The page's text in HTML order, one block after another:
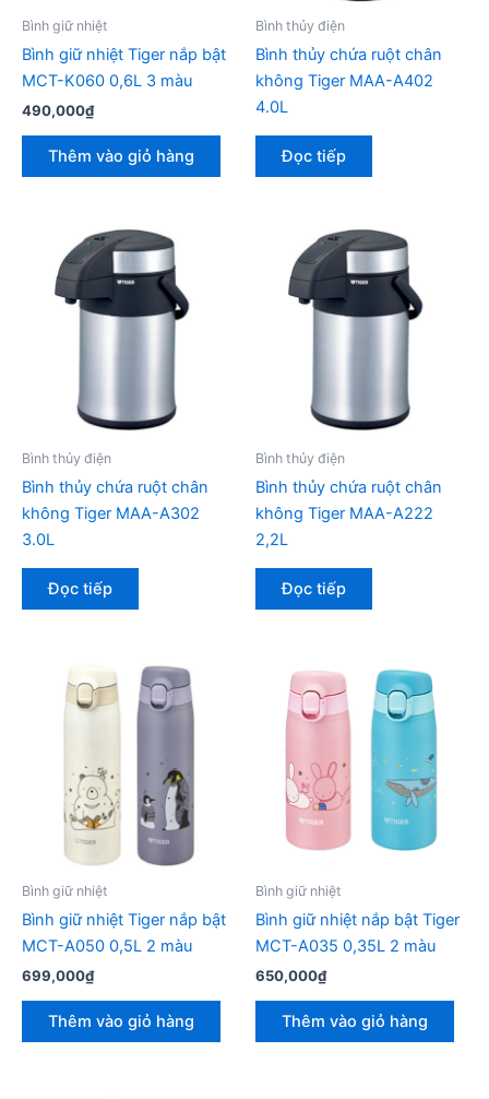
Bình giữ nhiệt
Bình giữ nhiệt Tiger nắp bật
MCT-K060 0,6L 3 màu
490,000₫
Thêm vào giỏ hàng
Bình thủy điện
Bình thủy chứa ruột chân
không Tiger MAA-A402
4.0L
Đọc tiếp
Bình thủy điện
Bình thủy chứa ruột chân
không Tiger MAA-A302
3.0L
Đọc tiếp
Bình thủy điện
Bình thủy chứa ruột chân
không Tiger MAA-A222
2,2L
Đọc tiếp
Bình giữ nhiệt
Bình giữ nhiệt Tiger nắp bật
MCT-A050 0,5L 2 màu
699,000₫
Thêm vào giỏ hàng
Bình giữ nhiệt
Bình giữ nhiệt nắp bật Tiger
MCT-A035 0,35L 2 màu
650,000₫
Thêm vào giỏ hàng